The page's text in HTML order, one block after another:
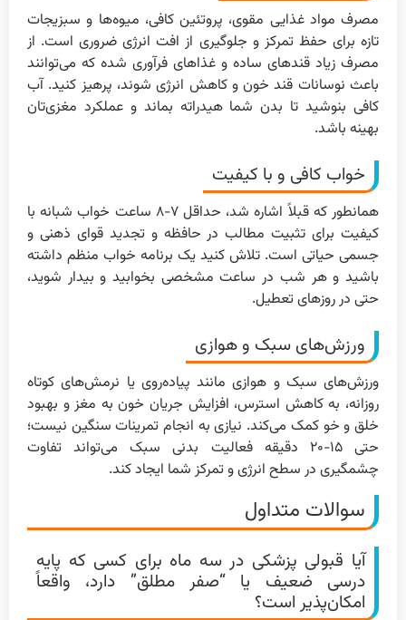
مصرف مواد غذایی مقوی، پروتئین کافی، میوه‌ها و سبزیجات
تازه برای حفظ تمرکز و جلوگیری از افت انرژی ضروری است. از
مصرف زیاد قندهای ساده و غذاهای فرآوری شده که می‌توانند
باعث نوسانات قند خون و کاهش انرژی شوند، پرهیز کنید. آب
کافی بنوشید تا بدن شما هیدراته بماند و عملکرد مغزی‌تان
بهینه باشد.
خواب کافی و با کیفیت
همانطور که قبلاً اشاره شد، حداقل ۷-۸ ساعت خواب شبانه با
کیفیت برای تثبیت مطالب در حافظه و تجدید قوای ذهنی و
جسمی حیاتی است. تلاش کنید یک برنامه خواب منظم داشته
باشید و هر شب در ساعت مشخصی بخوابید و بیدار شوید،
حتی در روزهای تعطیل.
ورزش‌های سبک و هوازی
ورزش‌های سبک و هوازی مانند پیاده‌روی یا نرمش‌های کوتاه
روزانه، به کاهش استرس، افزایش جریان خون به مغز و بهبود
خلق و خو کمک می‌کند. نیازی به انجام تمرینات سنگین نیست؛
حتی ۱۵-۲۰ دقیقه فعالیت بدنی سبک می‌تواند تفاوت
چشمگیری در سطح انرژی و تمرکز شما ایجاد کند.
سوالات متداول
آیا قبولی پزشکی در سه ماه برای کسی که پایه
درسی ضعیف یا “صفر مطلق” دارد، واقعاً
امکان‌پذیر است؟